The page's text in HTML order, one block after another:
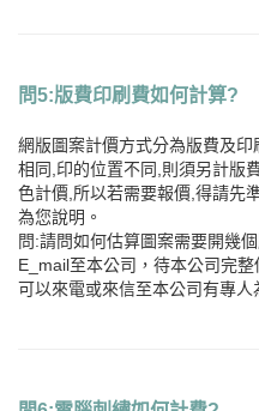
問5:版費印刷費如何計算?
網版圖案計價方式分為版費及
相同,印的位置不同,則須另計版
色計價,所以若需要報價,得請先
為您說明。
問:請問如何估算圖案需要開幾
E_mail至本公司，待本公司完
可以來電或來信至本公司有專人